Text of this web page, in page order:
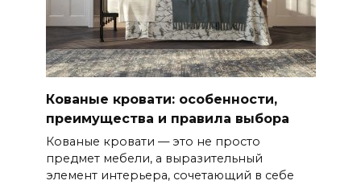
Кованые кровати: особенности,
преимущества и правила выбора
Кованые кровати — это не просто
предмет мебели, а выразительный
элемент интерьера, сочетающий в себе